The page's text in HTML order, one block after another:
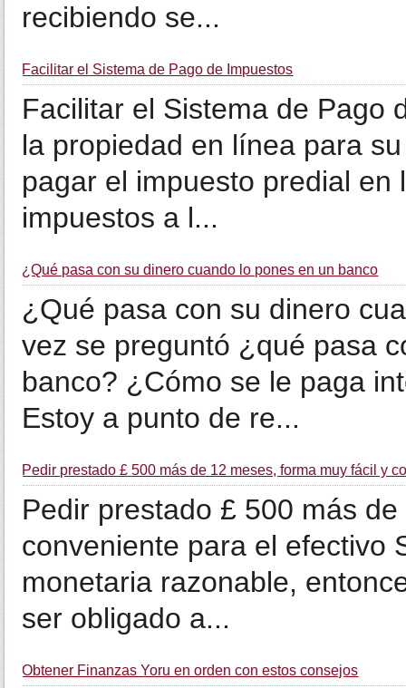
recibiendo se...
Facilitar el Sistema de Pago de Impuestos
Facilitar el Sistema de Pago
la propiedad en línea para
pagar el impuesto predial
impuestos a l...
¿Qué pasa con su dinero cuando lo pones en un banco
¿Qué pasa con su dinero
vez se preguntó ¿qué pasa
banco? ¿Cómo se le paga
Estoy a punto de re...
Pedir prestado £ 500 más de 12 meses, forma muy fácil y
Pedir prestado £ 500 más
conveniente para el efectivo
monetaria razonable,
ser obligado a...
Obtener Finanzas Yoru en orden con estos consejos